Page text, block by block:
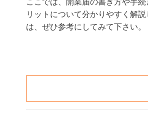
ここでは、開業届の書き方や手
リットについて分かりやすく解
は、ぜひ参考にしてみて下さい。